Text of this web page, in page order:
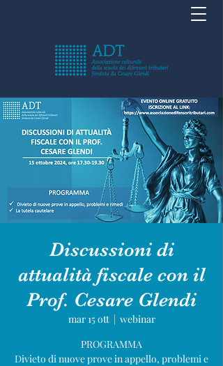
Discussioni di
attualità fiscale con il
Prof. Cesare Glendi
mar 15 ott
  |
webinar
PROGRAMMA
Divieto di nuove prove in appello, problemi e